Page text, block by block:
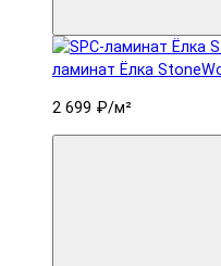
ламинат Ëлка
2 699 ₽/м²